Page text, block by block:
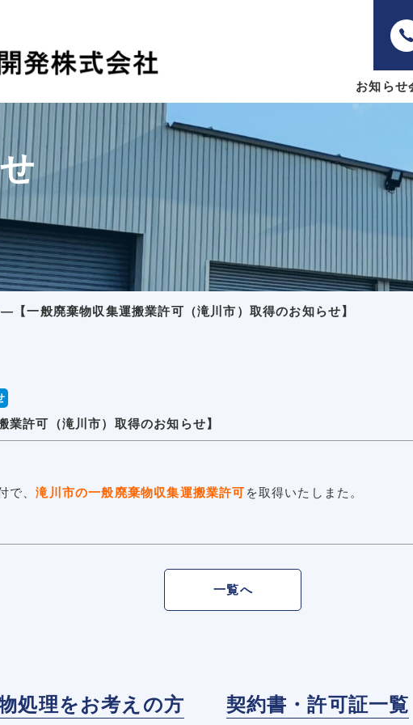
お知らせ
― 【一般廃棄物収集運搬業許可（滝川市）取得のお知らせ】
業許可（滝川市）取得のお知らせ】
で、滝川市の一般廃棄物収集運搬業許可 を取得いたしまた。
一覧へ
処理をお考えの方 契約書・許可証一覧